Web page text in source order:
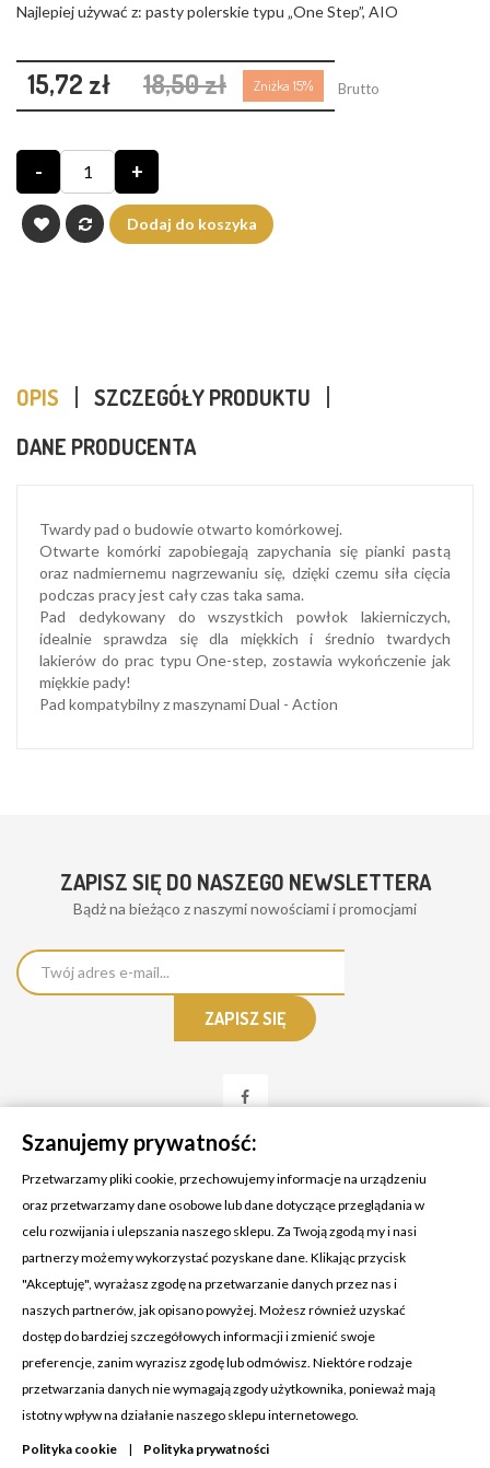
Najlepiej używać z: pasty polerskie typu „One Step”, AIO
15,72 zł 18,50 zł Zniżka 15% Brutto
- +
Dodaj do koszyka
OPIS
SZCZEGÓŁY PRODUKTU
DANE PRODUCENTA
Twardy pad o budowie otwarto komórkowej.
Otwarte komórki zapobiegają zapychania się pianki pastą
oraz nadmiernemu nagrzewaniu się, dzięki czemu siła cięcia
podczas pracy jest cały czas taka sama.
Pad dedykowany do wszystkich powłok lakierniczych,
idealnie sprawdza się dla miękkich i średnio twardych
lakierów do prac typu One-step, zostawia wykończenie jak
miękkie pady!
Pad kompatybilny z maszynami Dual - Action
ZAPISZ SIĘ DO NASZEGO NEWSLETTERA
Bądż na bieżąco z naszymi nowościami i promocjami
KONTAKT Z NAMI
Adres:
Cosmetic4car
Budzisz 73A
39-200 Dębica
Dominik:
Klaudia: +48 730634730
Szanujemy prywatność:
Przetwarzamy pliki cookie, przechowujemy informacje na urządzeniu
oraz przetwarzamy dane osobowe lub dane dotyczące przeglądania w
celu rozwijania i ulepszania naszego sklepu. Za Twoją zgodą my i nasi
partnerzy możemy wykorzystać pozyskane dane. Klikając przycisk
"Akceptuję", wyrażasz zgodę na przetwarzanie danych przez nas i
naszych partnerów, jak opisano powyżej. Możesz również uzyskać
dostęp do bardziej szczegółowych informacji i zmienić swoje
preferencje, zanim wyrazisz zgodę lub odmówisz. Niektóre rodzaje
przetwarzania danych nie wymagają zgody użytkownika, ponieważ mają
istotny wpływ na działanie naszego sklepu internetowego.
Polityka cookie | Polityka prywatności